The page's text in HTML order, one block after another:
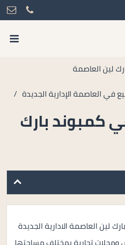
في العاصمة الإدارية الجديدة /
كمبوند بارك
لين العاصمة الادارية الجديدة